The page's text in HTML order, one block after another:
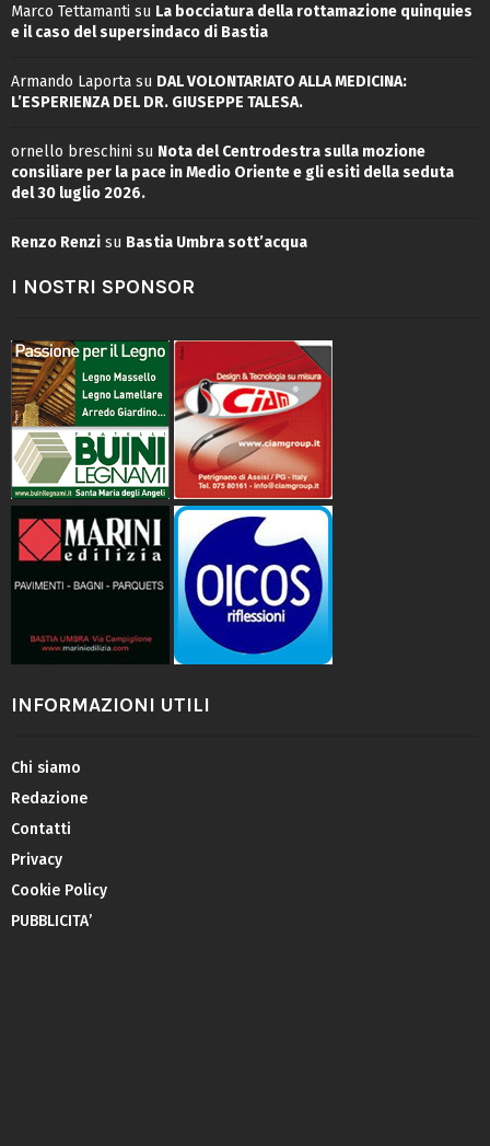
Marco Tettamanti su La bocciatura della rottamazione quinquies
e il caso del supersindaco di Bastia
Armando Laporta su DAL VOLONTARIATO ALLA MEDICINA:
L’ESPERIENZA DEL DR. GIUSEPPE TALESA.
ornello breschini su Nota del Centrodestra sulla mozione
consiliare per la pace in Medio Oriente e gli esiti della seduta
del 30 luglio 2026.
Renzo Renzi su Bastia Umbra sott’acqua
I NOSTRI SPONSOR
INFORMAZIONI UTILI
Chi siamo
Redazione
Contatti
Privacy
Cookie Policy
PUBBLICITA’